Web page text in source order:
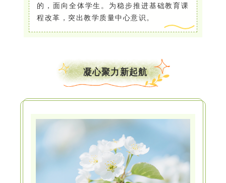
的，面向全体学生。为稳步推进基础教育课
程改革，突出教学质量中心意识。
凝心聚力新起航